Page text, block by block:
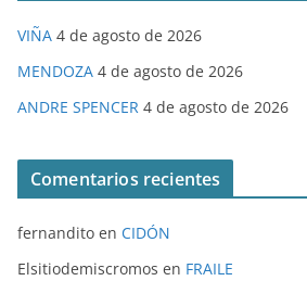
VIÑA 4 de agosto de 2026
MENDOZA 4 de agosto de 2026
ANDRE SPENCER 4 de agosto de 2026
Comentarios recientes
fernandito en CIDÓN
Elsitiodemiscromos en FRAILE